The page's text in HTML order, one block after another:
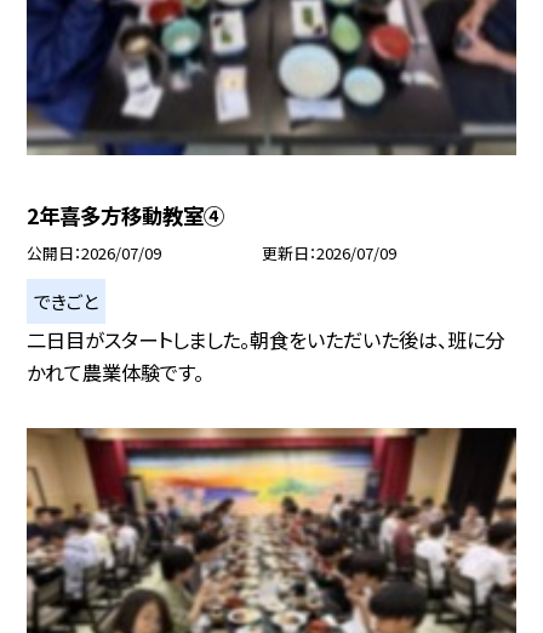
2年喜多方移動教室④
公開日 2026/07/09 更新日 2026/07/09
できごと
二日目がスタートしました。朝食をいただいた後は、班に分
かれて農業体験です。